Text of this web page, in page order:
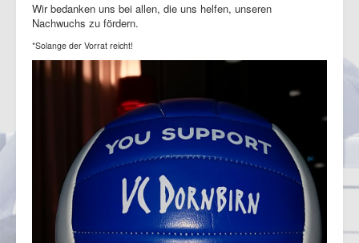
Wir bedanken uns bei allen, die uns helfen, unseren
Nachwuchs zu fördern.
*Solange der Vorrat reicht!